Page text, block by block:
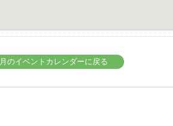
のイベントカレンダーに戻る